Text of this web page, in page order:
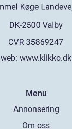
web: www.klikko.dk
Menu
Annonsering
Om oss